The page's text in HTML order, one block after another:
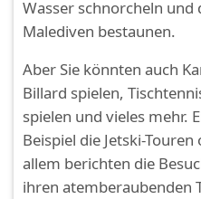
Wasser schnorcheln und
Malediven bestaunen.
Aber Sie könnten auch
Billard spielen,
spielen und vieles mehr.
Beispiel die Jetski-
allem berichten die
ihren atemberaubenden